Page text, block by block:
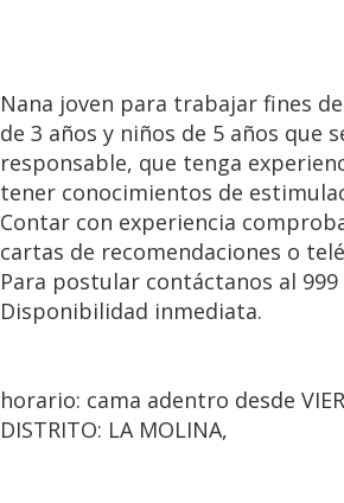
Nana joven para trabajar fines
de 3 años y niños de 5 años que
responsable, que tenga
tener conocimientos de
Contar con experiencia
cartas de recomendaciones o
Para postular contáctanos al
Disponibilidad inmediata.
horario: cama adentro desde
DISTRITO: LA MOLINA,